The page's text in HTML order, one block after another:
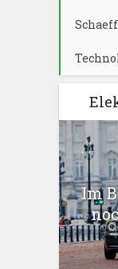
Im